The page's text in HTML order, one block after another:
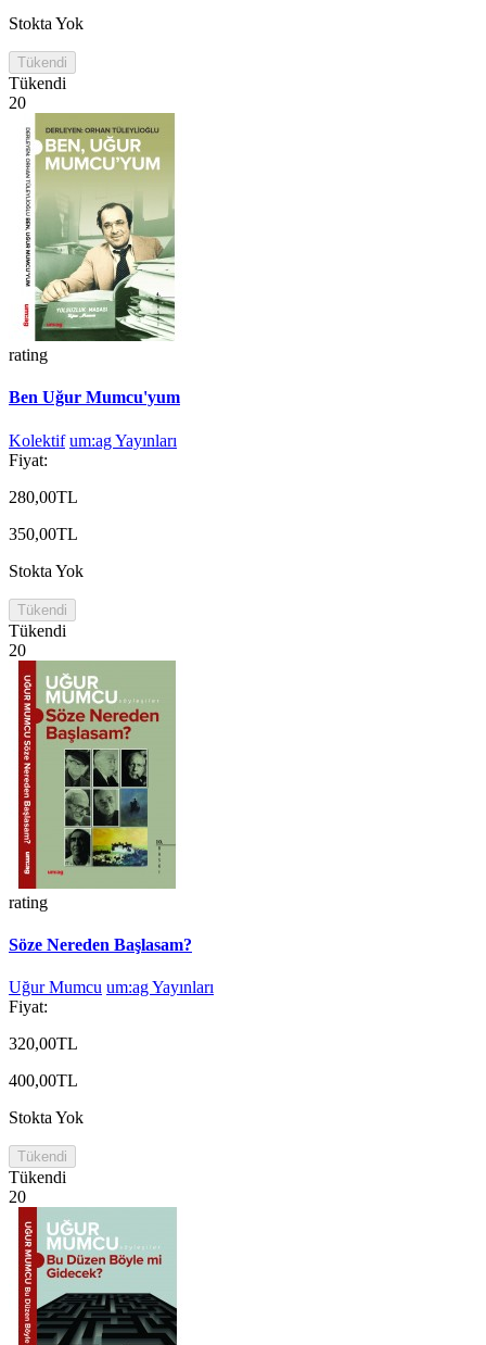
Stokta Yok
Tükendi
Tükendi
20
rating
Ben Uğur Mumcu'yum
Kolektif um:ag Yayınları
Fiyat:
280,00TL
350,00TL
Stokta Yok
Tükendi
Tükendi
20
rating
Söze Nereden Başlasam?
Uğur Mumcu um:ag Yayınları
Fiyat:
320,00TL
400,00TL
Stokta Yok
Tükendi
Tükendi
20